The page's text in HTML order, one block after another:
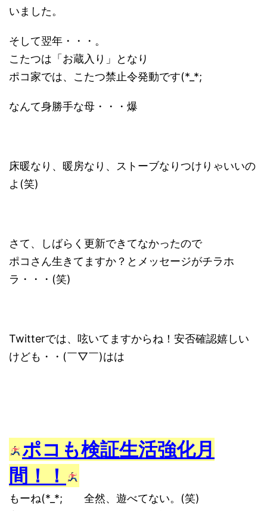
いました。
そして翌年・・・。
こたつは「お蔵入り」となり
ポコ家では、こたつ禁止令発動です(*_*;
なんて身勝手な母・・・爆
床暖なり、暖房なり、ストーブなりつけりゃいいの
よ(笑)
さて、しばらく更新できてなかったので
ポコさん生きてますか？とメッセージがチラホ
ラ・・・(笑)
Twitterでは、呟いてますからね！安否確認嬉しい
けども・・(￣▽￣)はは
ポコも検証生活強化月
間！！
もーね(*_*; 全然、遊べてない。(笑)